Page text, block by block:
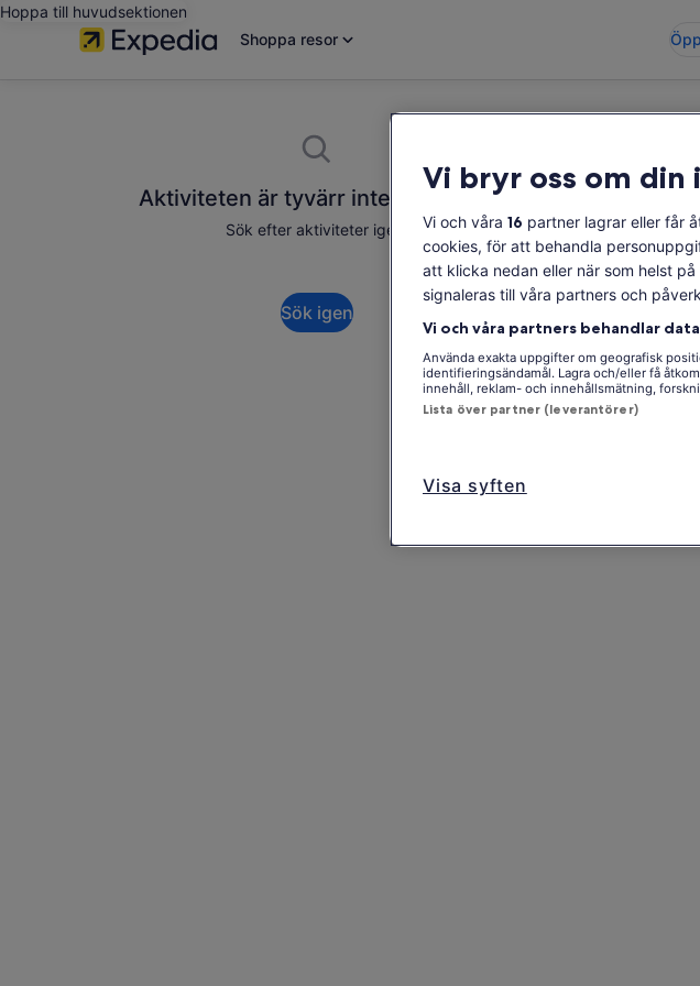
Hoppa till huvudsektionen
Shoppa resor
Aktiviteten är tyvärr inte tillgänglig
Sök efter aktiviteter igen.
Sök igen
Vi bryr oss om
Vi och våra 16 partner lagrar eller får
cookies, för att behandla
att klicka nedan eller när som helst
signaleras till våra partners och
Vi och våra partners behandlar
Använda exakta uppgifter om geografisk
identifieringsändamål. Lagra och/eller få
innehåll, reklam- och innehållsmätning,
Lista över partner (leverantörer)
Visa syften